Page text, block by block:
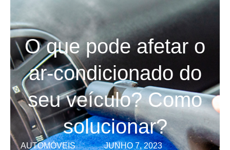
O que pode afetar o
ar-condicionado do
seu veículo? Como
solucionar?
AUTOMÓVEIS
JUNHO 7, 2023